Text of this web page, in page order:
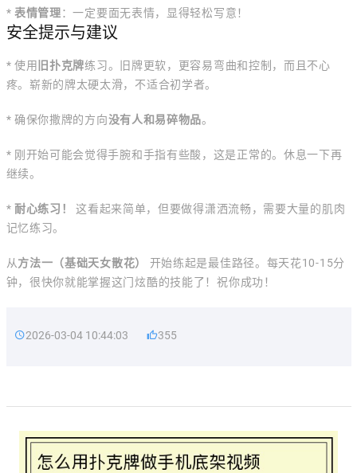
* 表情管理：一定要面无表情，显得轻松写意！
安全提示与建议
* 使用 旧扑克牌练习。旧牌更软，更容易弯曲和控制，而且不心
疼。崭新的牌太硬太滑，不适合初学者。
* 确保你撒牌的方向没有人和易碎物品。
* 刚开始可能会觉得手腕和手指有些酸，这是正常的。休息一下再
继续。
* 耐心练习！
这看起来简单，但要做得潇洒流畅，需要大量的肌肉
记忆练习。
从方法一（基础天女散花）
开始练起是最佳路径。每天花10-15分
钟，很快你就能掌握这门炫酷的技能了！祝你成功！
2026-03-04 10:44:03 355